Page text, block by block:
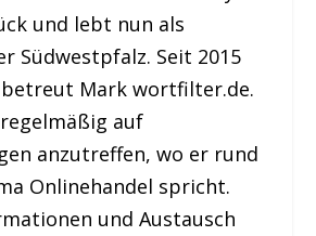
und lebt nun als
Südwestpfalz. Seit 2015
Mark wortfilter.de.
auf
anzutreffen, wo er rund
Onlinehandel spricht.
und Austausch